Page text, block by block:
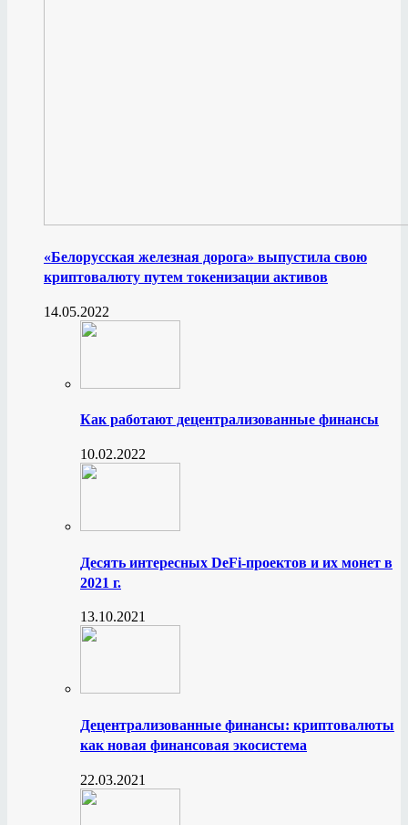
«Белорусская железная дорога» выпустила свою
криптовалюту путем токенизации активов
14.05.2022
Как работают децентрализованные финансы
10.02.2022
Десять интересных DeFi-проектов и их монет в
2021 г.
13.10.2021
Децентрализованные финансы: криптовалюты
как новая финансовая экосистема
22.03.2021